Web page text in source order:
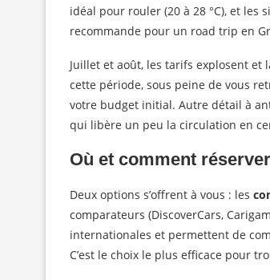
idéal pour rouler (20 à 28 °C), et les
recommande pour un road trip en
Juillet et août, les tarifs explosent et
cette période, sous peine de vous
votre budget initial. Autre détail à
qui libère un peu la circulation en
Où et comment
Deux options s’offrent à vous : les
comparateurs (DiscoverCars,
internationales et permettent de
C’est le choix le plus efficace pour